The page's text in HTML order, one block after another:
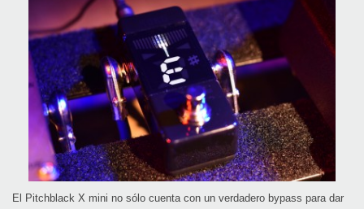
El Pitchblack X mini no sólo cuenta con un verdadero bypass para dar